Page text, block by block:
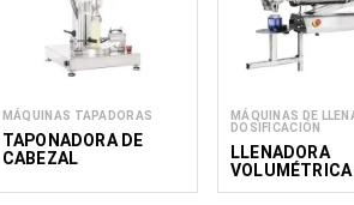
MÁQUINAS TAPADORAS
TAPONADORA DE
CABEZAL
500/600
MÁQUINAS DE
DOSIFICACIÓN
LLENADORA